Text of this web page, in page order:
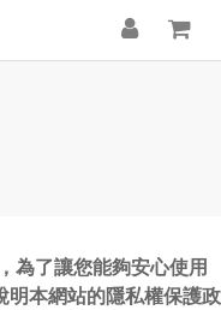
為了讓您能夠安心使用
明本網站的隱私權保護政